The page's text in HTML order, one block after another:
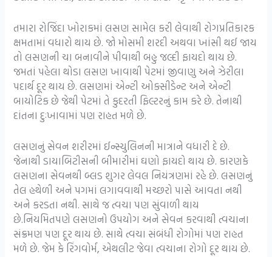
તમારા રોજિંદા ખોરાકમાં લસણ સામેલ કરી લેવાથી રોગપ્રતિકારક
ક્ષમતામાં વધારો થાય છે. જો મોસમી શરદી અથવા ખાંસી થઈ જાય
તો લસણની ચા બનાવીને પીવાથી બહુ જલ્દી ફાયદો થાય છે.
જમતાં પહેલા થોડા લસણ ખાવાથી પેટમાં જીવાણુ અને ઝેરીલા
પદાર્થ દૂર થાય છે. લસણમાં એન્ટી ઓક્સીડેન્ટ અને એન્ટી
બાયોટિક છે જેથી પેટમાં તે કુદરતી ફિલ્ટરનું કામ કરે છે. તેનાથી
દાંતના દુઃખાવામાં પણ રાહત મળે છે.
લસણનું સેવન શરીરમાં ઈન્સ્યુલિનની માત્રાને વધારી દે છે.
જેનાથી ડાયાબિટીસની બીમારીમાં ઘણો ફાયદો થાય છે. કારણકે
લસણના સેવનથી બ્લડ શુગર લેવલ નિયંત્રણમાં રહે છે. લસણનું
તેલ હથેળી અને પગમાં લગાવવાથી મચ્છરો પાસે આવતા નથી
અને કરડતા નથી. સાથે જ ત્વચા પણ સુંવાળી થાય
છે.નિયમિતપણે લસણનો ઉપયોગ અને સેવન કરવાથી ત્વચાના
સંક્રમણ પણ દૂર થાય છે. સાથે ત્વચા સંબંધી રોગોમાં પણ રાહત
મળે છે. જેમ કે રિંગવોર્મ, એથલીટ જેવા ત્વચાના રોગો દૂર થાય છે.